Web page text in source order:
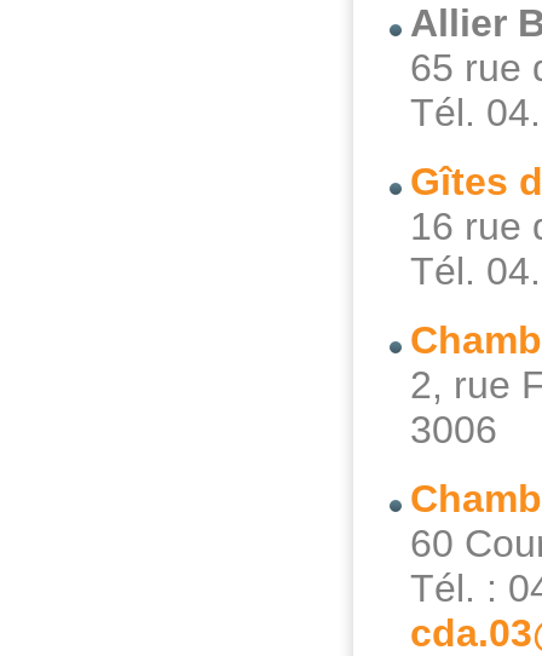
Allier
65 rue
Tél.
Gîtes
16 rue
Tél.
2, rue
3006
60
Tél. :